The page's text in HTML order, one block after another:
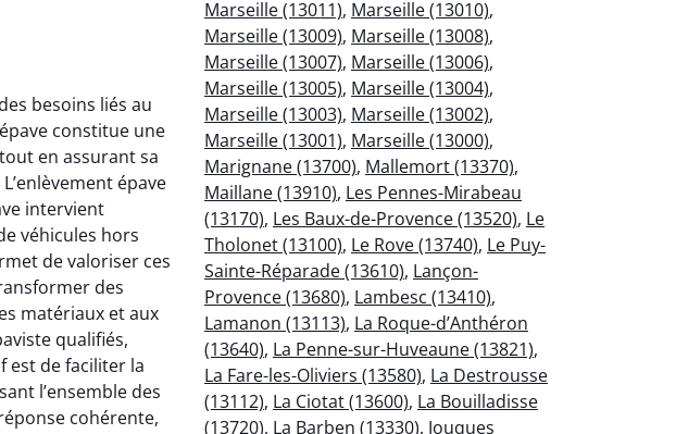
besoins liés au
constitue une
en assurant sa
épave
intervient
véhicules hors
de valoriser ces
des
matériaux et aux
qualifiés,
est de faciliter la
l’ensemble des
cohérente,
Marseille (13011), Marseille (13010),
Marseille (13009), Marseille (13008),
Marseille (13007), Marseille (13006),
Marseille (13005), Marseille (13004),
Marseille (13003), Marseille (13002),
Marseille (13001), Marseille (13000),
Marignane (13700), Mallemort (13370),
Maillane (13910), Les Pennes-Mirabeau
(13170), Les Baux-de-Provence (13520), Le
Tholonet (13100), Le Rove (13740), Le Puy-
Sainte-Réparade (13610), Lançon-
Provence (13680), Lambesc (13410),
Lamanon (13113), La Roque-d’Anthéron
(13640), La Penne-sur-Huveaune (13821),
La Fare-les-Oliviers (13580), La Destrousse
(13112), La Ciotat (13600), La Bouilladisse
(13720), La Barben (13330), Jouques